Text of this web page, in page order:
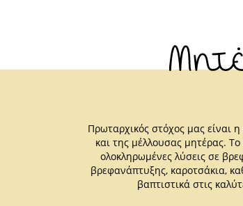
Πρωταρχικός στόχος μας
και της μέλλουσας μητέρας.
ολοκληρωμένες λύσεις σε
βρεφανάπτυξης, καροτσάκια,
βαπτιστικά στις